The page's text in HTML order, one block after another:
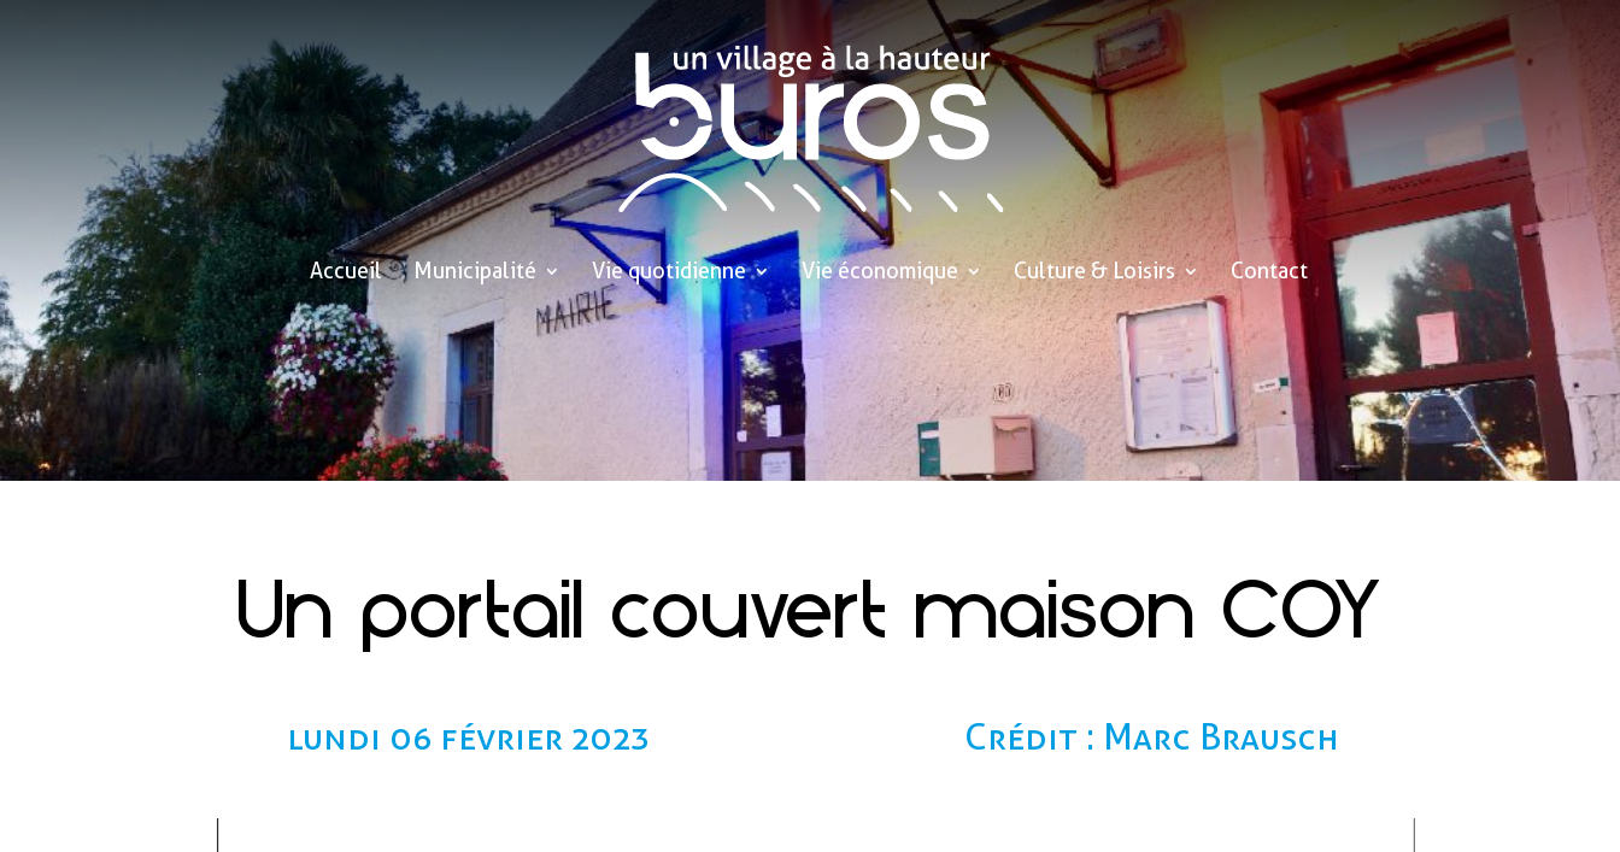
Accueil Municipalité Vie quotidienne Vie économique Culture & Loisirs Contact
Un portail couvert maison COY
lundi 06 février 2023 Crédit : Marc Brausch